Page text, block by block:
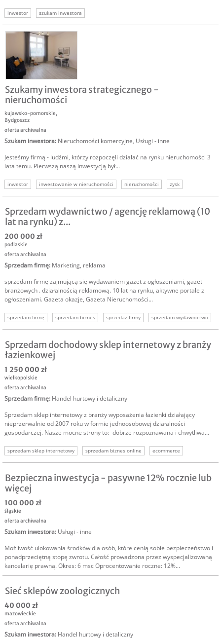
inwestor szukam inwestora
Szukamy inwestora strategicznego -
nieruchomości
kujawsko-pomorskie,
Bydgoszcz
oferta archiwalna
Szukam inwestora: Nieruchomości komercyjne, Usługi - inne
Jesteśmy firmą - ludźmi, którzy rozpoczęli działać na rynku nieruchomości 3
lata temu. Pierwszą naszą inwestycją był...
inwestor inwestowanie w nieruchomości nieruchomości zysk
Sprzedam wydawnictwo / agencję reklamową (10
lat na rynku) z...
200 000 zł
podlaskie
oferta archiwalna
Sprzedam firmę: Marketing, reklama
sprzedam firmę zajmującą się wydawaniem gazet z ogłoszeniami, gazet
branżowych . działalnością reklamową. 10 lat na rynku, aktywne portale z
ogłoszeniami. Gazeta okazje, Gazeta Nieruchomości...
sprzedam firmę sprzedam biznes sprzedaż firmy sprzedam wydawnictwo
Sprzedam dochodowy sklep internetowy z branży
łazienkowej
1 250 000 zł
wielkopolskie
oferta archiwalna
Sprzedam firmę: Handel hurtowy i detaliczny
Sprzedam sklep internetowy z branży wyposażenia łazienki działający
nieprzerwalnie od 2007 roku w formie jednoosobowej działalności
gospodarczej. Nasze mocne strony to: -dobrze rozpoznawana i chwytliwa...
sprzedam sklep internetowy sprzedam biznes online
ecommerce
sklep branża łazienkowa
sprzedam firmę internetową
Bezpieczna inwestycja - pasywne 12% rocznie lub
więcej
100 000 zł
śląskie
oferta archiwalna
Szukam inwestora: Usługi - inne
Możliwość ulokowania środków dla osób, które cenią sobie bezpieczeństwo i
ponadprzeciętną stopę zwrotu. Całość prowadzona przez wyspecjalizowaną
kancelarię prawną. Okres: 6 msc Oprocentowanie roczne: 12%...
Sieć sklepów zoologicznych
40 000 zł
mazowieckie
oferta archiwalna
Szukam inwestora: Handel hurtowy i detaliczny